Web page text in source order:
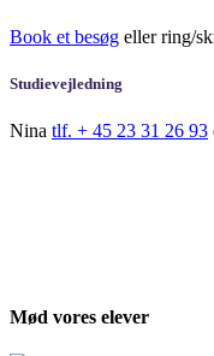
Book et besøg eller ring/
Studievejledning
Nina tlf. + 45 23 31 26 93
Mød vores elever